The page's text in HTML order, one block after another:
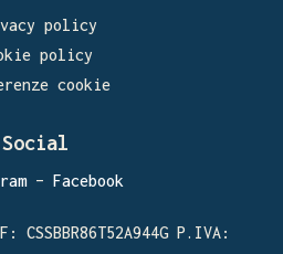
policy
policy
cookie
Social
– Facebook
P.IVA: